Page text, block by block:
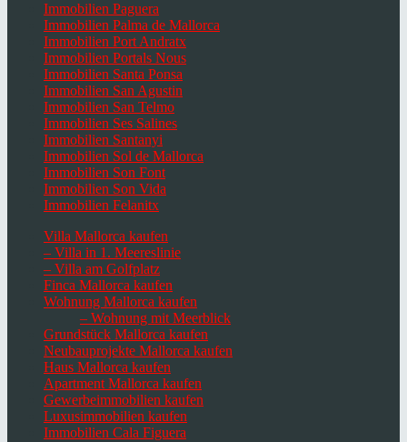
Immobilien Paguera
Immobilien Palma de Mallorca
Immobilien Port Andratx
Immobilien Portals Nous
Immobilien Santa Ponsa
Immobilien San Agustin
Immobilien San Telmo
Immobilien Ses Salines
Immobilien Santanyi
Immobilien Sol de Mallorca
Immobilien Son Font
Immobilien Son Vida
Immobilien Felanitx
Villa Mallorca kaufen
– Villa in 1. Meereslinie
– Villa am Golfplatz
Finca Mallorca kaufen
Wohnung Mallorca kaufen
– Wohnung mit Meerblick
Grundstück Mallorca kaufen
Neubauprojekte Mallorca kaufen
Haus Mallorca kaufen
Apartment Mallorca kaufen
Gewerbeimmobilien kaufen
Luxusimmobilien kaufen
Immobilien Cala Figuera